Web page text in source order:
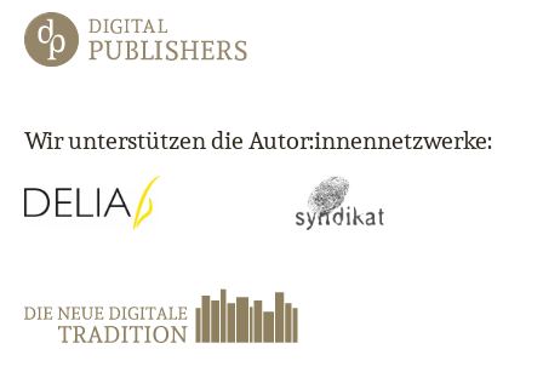
Wir unterstützen die Autor:innennetzwerke: